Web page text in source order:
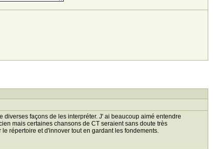
façons de les interpréter. J' ai beaucoup aimé entendre
mais certaines chansons de CT seraient sans doute très
répertoire et d'innover tout en gardant les fondements.